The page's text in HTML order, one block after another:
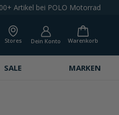
Artikel bei POLO Motorrad
Stores Dein Konto Warenkorb
SALE MARKEN